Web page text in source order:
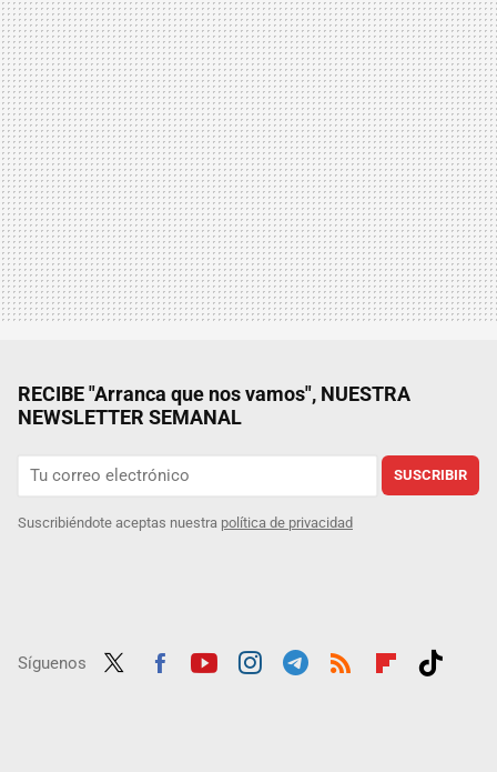
RECIBE "Arranca que nos vamos", NUESTRA
NEWSLETTER SEMANAL
SUSCRIBIR
Suscribiéndote aceptas nuestra política de privacidad
Síguenos